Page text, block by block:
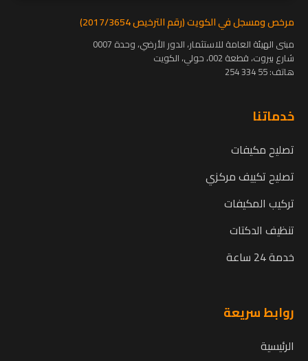
مرخص ومسجل في الكويت (رقم الترخيص 2017/3654)
مبنى الهيئة العامة للاستثمار، الدور الأرضي، وحدة 0007
شارع بيروت، قطعة 002، حولي، الكويت
هاتف:55 334 254
خدماتنا
تصليح مكيفات
تصليح تكييف مركزي
تركيب المكيفات
تنظيف الدكتات
خدمة 24 ساعة
روابط سريعة
الرئيسية